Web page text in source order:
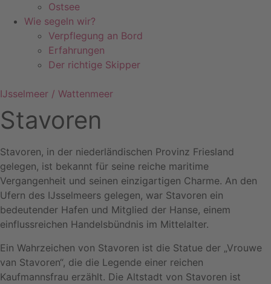
Ostsee
Wie segeln wir?
Verpflegung an Bord
Erfahrungen
Der richtige Skipper
IJsselmeer / Wattenmeer
Stavoren
Stavoren, in der niederländischen Provinz Friesland
gelegen, ist bekannt für seine reiche maritime
Vergangenheit und seinen einzigartigen Charme. An den
Ufern des IJsselmeers gelegen, war Stavoren ein
bedeutender Hafen und Mitglied der Hanse, einem
einflussreichen Handelsbündnis im Mittelalter.
Ein Wahrzeichen von Stavoren ist die Statue der „Vrouwe
van Stavoren“, die die Legende einer reichen
Kaufmannsfrau erzählt. Die Altstadt von Stavoren ist